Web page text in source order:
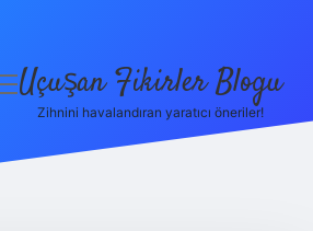
Uçuşan Fikirler Blogu
Zihnini havalandıran yaratıcı öneriler!